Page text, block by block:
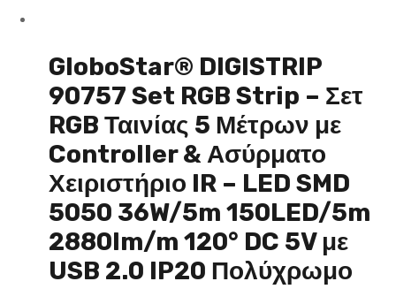
GloboStar® DIGISTRIP
90757 Set RGB Strip – Σετ
RGB Ταινίας 5 Μέτρων με
Controller & Ασύρματο
Χειριστήριο IR – LED SMD
5050 36W/5m 150LED/5m
2880lm/m 120° DC 5V με
USB 2.0 IP20 Πολύχρωμο